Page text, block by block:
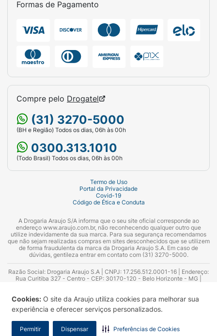
Cookies: O site da Araujo utiliza cookies para melhorar sua
experiência e oferecer serviços personalizados.
Permitir Dispensar Preferências de Cookies
Formas de Pagamento
Compre pelo Drogatel
(31) 3270-5000
(BH e Região) Todos os dias, 06h às 00h
0300.313.1010
(Todo Brasil) Todos os dias, 06h às 00h
Termo de Uso
Portal da Privacidade
Covid-19
Código de Ética e Conduta
A Drogaria Araujo S/A informa que o seu site oficial corresponde ao
endereço www.araujo.com.br, não reconhecendo qualquer outro que
utilize indevidamente da sua marca. Para sua segurança recomendamos
que não sejam realizadas compras em sites desconhecidos que se utilizem
de forma fraudulenta da marca da Drogaria Araujo S.A. Em caso de
dúvidas, gentileza entrar em contato com (31) 3270-5000.
Razão Social: Drogaria Araujo S.A | CNPJ: 17.256.512.0001-16 | Endereço:
Rua Curitiba 327 - Centro - CEP: 30170-120 - Belo Horizonte - MG |
Azevedo Guimarães – CRF 10.965 | Yasmin Silva Alvarenga – CRF 52.584 -
Consultor substituto: Thiago Aguiar Pinheiro - CRF Nº 13.748. Alvará
Sanitário: 2025020713 | Autorização de Funcionamento da Empresa (AFE):